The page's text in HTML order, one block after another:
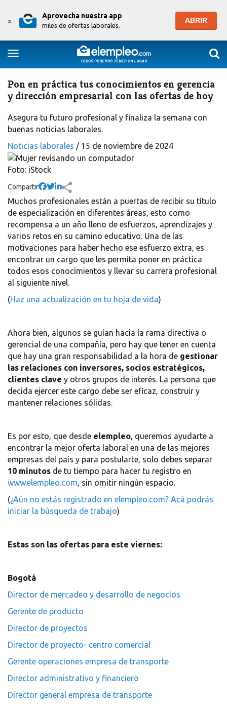
x
Aprovecha nuestra app
miles de ofertas laborales.
ABRIR
Toggle navigation
Pon en práctica tus conocimientos en gerencia
y dirección empresarial con las ofertas de hoy
Asegura tu futuro profesional y finaliza la semana con
buenas noticias laborales.
Noticias laborales / 15 de noviembre de 2024
Foto: iStock
Compartir
Muchos profesionales están a puertas de recibir su título
de especialización en diferentes áreas, esto como
recompensa a un año lleno de esfuerzos, aprendizajes y
varios retos en su camino educativo. Una de las
motivaciones para haber hecho ese esfuerzo extra, es
encontrar un cargo que les permita poner en práctica
todos esos conocimientos y llevar su carrera profesional
al siguiente nivel.
(Haz una actualización en tu hoja de vida)
Ahora bien, algunos se guían hacia la rama directiva o
gerencial de una compañía, pero hay que tener en cuenta
que hay una gran responsabilidad a la hora de gestionar
las relaciones con inversores, socios estratégicos,
clientes clave y otros grupos de interés. La persona que
decida ejercer este cargo debe ser eficaz, construir y
mantener relaciones sólidas.
Es por esto, que desde elempleo, queremos ayudarte a
encontrar la mejor oferta laboral en una de las mejores
empresas del país y para postularte, solo debes separar
10 minutos de tu tiempo para hacer tu registro en
www.elempleo.com, sin omitir ningún espacio.
(¿Aún no estás registrado en elempleo.com? Acá podrás
iniciar la búsqueda de trabajo)
Estas son las ofertas para este viernes:
Bogotá
Director de mercadeo y desarrollo de negocios
Gerente de producto
Director de proyectos
Director de proyecto- centro comercial
Gerente operaciones empresa de transporte
Director administrativo y financiero
Director general empresa de transporte